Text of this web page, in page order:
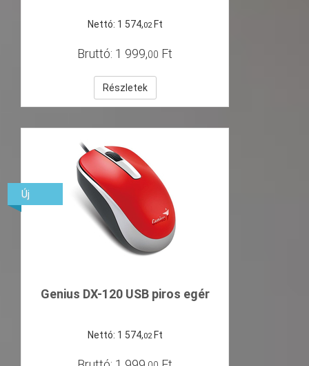
Nettó: 1 574,02 Ft
Bruttó: 1 999,00 Ft
Részletek
Genius DX-120 USB piros egér
Nettó: 1 574,02 Ft
Új